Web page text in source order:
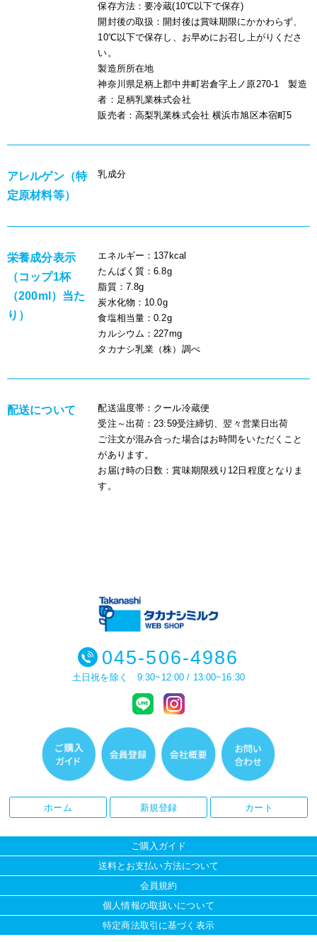
保存方法：要冷蔵(10℃以下で保存)
開封後の取扱 ：開封後は賞味期限にかかわらず、
10℃以下で保存し、お早めにお召し上がりくださ
い。
製造所所在地
神奈川県足柄上郡中井町岩倉字上ノ原270-1製造
者 ：足柄乳業株式会社
販売者：高梨乳業株式会社 横浜市旭区本宿町5
アレルゲン（特
定原材料等）
乳成分
栄養成分表示
（コップ1杯
（200ml）当た
り）
エネルギー ：137kcal
たんぱく質 ：6.8g
脂質：7.8g
炭水化物 ：10.0g
食塩相当量 ：0.2g
カルシウム ：227mg
タカナシ乳業（株）調べ
配送について 配送温度帯 ：クール冷蔵便
受注～出荷 ：23:59受注締切、翌々営業日出荷
ご注文が混み合った場合はお時間をいただくこと
があります。
お届け時の日数 ：賞味期限残り12日程度となりま
す。
045-506-4986
土日祝を除く 9:30~12:00 / 13:00~16:30
ホーム 新規登録 カート
ご購入ガイド
送料とお支払い方法について
会員規約
個人情報の取扱いについて
特定商法取引に基づく表示